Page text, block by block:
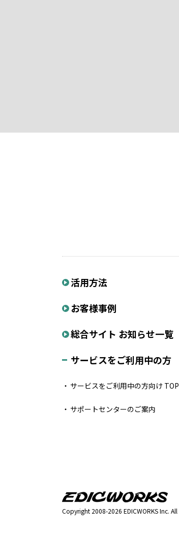
活用方法
お客様事例
総合サイト お知らせ一覧
サービスをご利用中の方
サービスをご利用中の方向け TOP
サポートセンターのご案内
Copyright 2008-2026 EDICWORKS Inc. All